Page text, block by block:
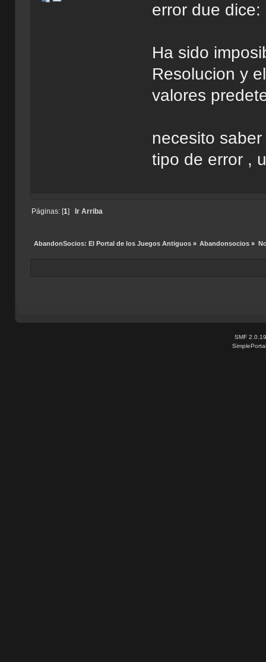
error due
Ha sido
Resolucion y
valores
necesito
tipo de error ,
Páginas: [1] Ir Arriba
AbandonSocios: El Portal de los Juegos Antiguos» Abandonsocios »
SMF 2.0.19